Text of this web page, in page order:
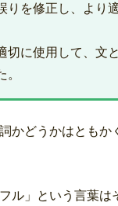
りを修正し、より
切に使用して、文
。
かどうかはともか
ル」という言葉は